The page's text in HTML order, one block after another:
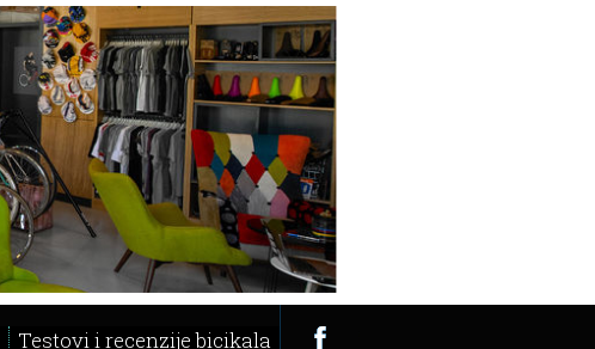
Testovi i recenzije bicikala